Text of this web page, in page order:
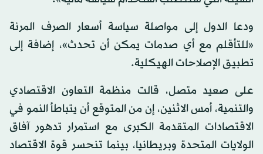
ودعا الدول إلى مواصلة سياسة أسعار الصرف المرنة
«للتأقلم مع أي صدمات يمكن أن تحدث»، إضافة إلى
تطبيق الإصلاحات الهيكلية.
على صعيد متصل، قالت منظمة التعاون الاقتصادي
والتنمية، أمس الاثنين، إن من المتوقع أن يتباطأ النمو في
الاقتصادات المتقدمة الكبرى مع استمرار تدهور آفاق
الولايات المتحدة وبريطانيا، بينما تنحسر قوة الاقتصاد